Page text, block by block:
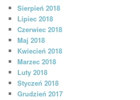
Sierpień 2018
Lipiec 2018
Czerwiec 2018
Maj 2018
Kwiecień 2018
Marzec 2018
Luty 2018
Styczeń 2018
Grudzień 2017